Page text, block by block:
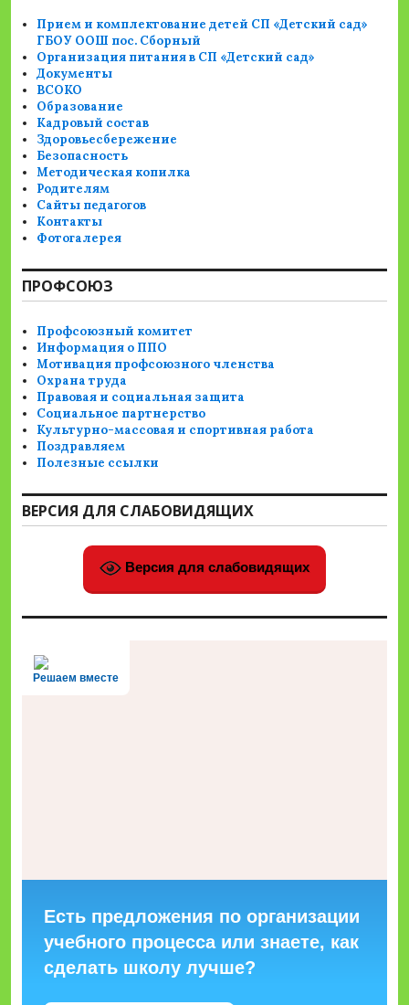
Прием и комплектование детей СП «Детский сад»
ГБОУ ООШ пос. Сборный
Организация питания в СП «Детский сад»
Документы
ВСОКО
Образование
Кадровый состав
Здоровьесбережение
Безопасность
Методическая копилка
Родителям
Сайты педагогов
Контакты
Фотогалерея
ПРОФСОЮЗ
Профсоюзный комитет
Информация о ППО
Мотивация профсоюзного членства
Охрана труда
Правовая и социальная защита
Социальное партнерство
Культурно-массовая и спортивная работа
Поздравляем
Полезные ссылки
ВЕРСИЯ ДЛЯ СЛАБОВИДЯЩИХ
Версия для слабовидящих
Решаем вместе
Есть предложения по организации
учебного процесса или знаете, как
сделать школу лучше?